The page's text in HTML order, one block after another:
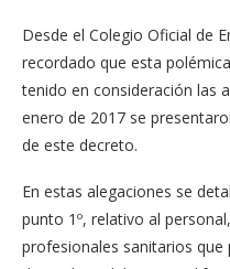
Desde el Colegio Oficial de
recordado que esta
tenido en consideración las
enero de 2017 se
de este decreto.
En estas alegaciones se
punto 1º, relativo al
profesionales sanitarios